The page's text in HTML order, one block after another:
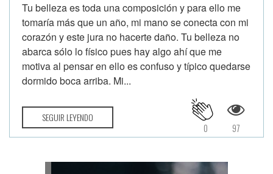
Tu belleza es toda una composición y para ello me
tomaría más que un año, mi mano se conecta con mi
corazón y este jura no hacerte daño. Tu belleza no
abarca sólo lo físico pues hay algo ahí que me
motiva al pensar en ello es confuso y típico quedarse
dormido boca arriba. Mi...
SEGUIR LEYENDO
97
0